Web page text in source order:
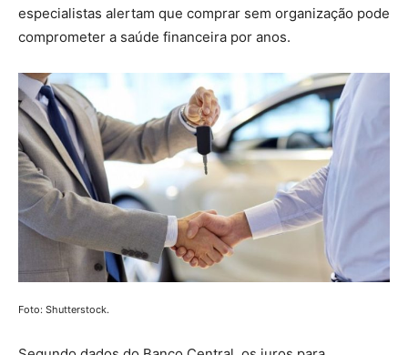
especialistas alertam que comprar sem organização pode
comprometer a saúde financeira por anos.
Foto: Shutterstock.